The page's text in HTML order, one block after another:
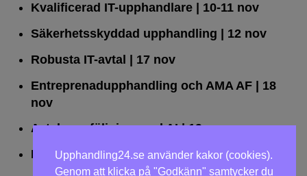
Kvalificerad IT-upphandlare| 10-11 nov
Säkerhetsskyddad upphandling | 12 nov
Robusta IT-avtal | 17 nov
Entreprenadupphandling och AMA AF| 18
nov
Avtalsuppföljning med AI| 19 nov
Leda upphandlingar effektivt| 25 nov
Upphandling24.se använder kakor (cookies).
Genom att klicka på "Godkänn" samtycker du